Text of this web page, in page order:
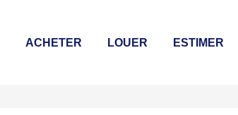
ACHETER LOUER ESTIMER